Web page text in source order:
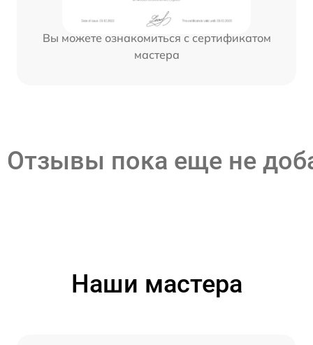
Вы можете ознакомиться с сертификатом
мастера
Отзывы пока еще не
Наши мастера